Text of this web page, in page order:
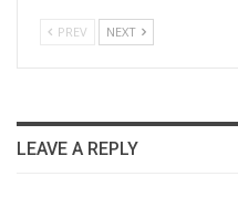
PREV NEXT
LEAVE A REPLY